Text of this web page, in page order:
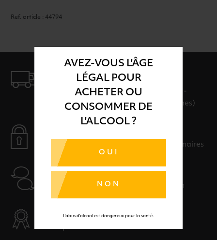
AVEZ-VOUS L'ÂGE
LÉGAL POUR
ACHETER OU
CONSOMMER DE
L'ALCOOL ?
OUI
NON
L’abus d’alcool est dangereux pour la santé.
Ref. article : 44794
LIVRAISON
LIVRAISON EN 24H ET GRATUITE AU-
DELÀ DE 100€ D'ACHAT (hors consignes)
Payer en toute sérénité avec nos partenaires
AIDE
Nos conseillers sont à votre disposition
SÉLECTION & QUALITÉ
Des produits sélectionnés avec soins